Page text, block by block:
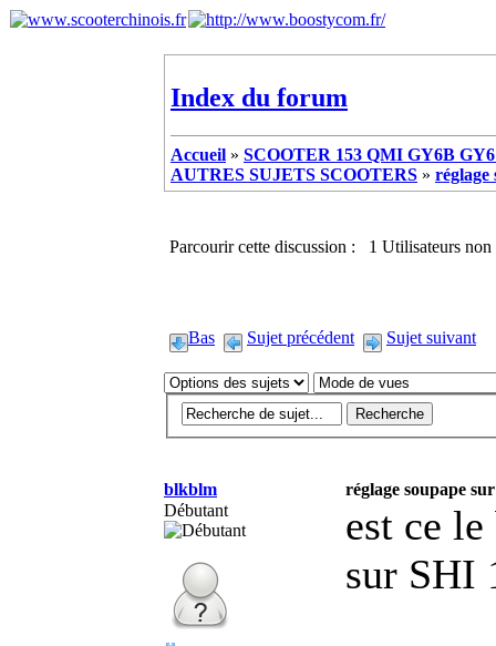
Index du forum
Accueil » SCOOTER 153 QMI GY6B
AUTRES SUJETS SCOOTERS » réglage
Parcourir cette discussion : 1 Utilisateurs non
Bas Sujet précédent Sujet suivant
blkblm
réglage soupape
Débutant
est ce
sur SHI